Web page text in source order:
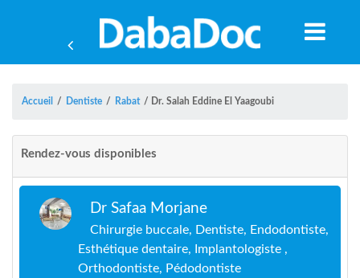
Accueil / Dentiste / Rabat / Dr. Salah Eddine El Yaagoubi
Rendez-vous disponibles
Dr Safaa Morjane
Chirurgie buccale, Dentiste, Endodontiste,
Esthétique dentaire, Implantologiste ,
Orthodontiste, Pédodontiste